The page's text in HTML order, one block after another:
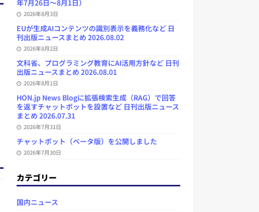
年7月26日～8月1日）
2026年8月3日
EUが生成AIコンテンツの識別表示を義務化など 日
刊出版ニュースまとめ 2026.08.02
2026年8月2日
文科省、プログラミング教育にAI活用方針など 日刊
出版ニュースまとめ 2026.08.01
2026年8月1日
HON.jp News Blogに拡張検索生成（RAG）で回答
を返すチャットボットを設置など 日刊出版ニュース
まとめ 2026.07.31
2026年7月31日
チャットボット（ベータ版）を公開しました
2026年7月30日
カテゴリー
国内ニュース